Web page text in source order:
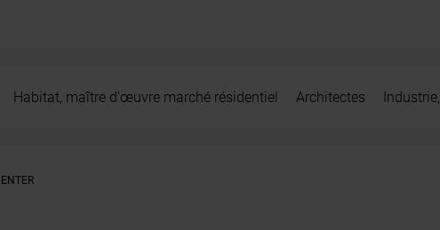
Habitat, maître d’œuvre marché résidentiel Architectes